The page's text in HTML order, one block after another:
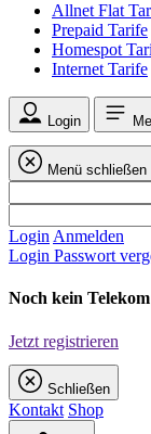
Allnet Flat
Prepaid Tarife
Homespot
Internet Tarife
Login
Menü schließen
Login Anmelden
Login Passwort
Noch kein
Jetzt registrieren
Schließen
Kontakt Shop